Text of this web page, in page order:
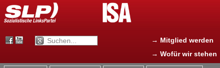
Jump to navigation
→ Mitglied werden
→ Wofür wir stehen